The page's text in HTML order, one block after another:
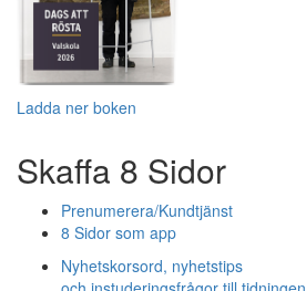
Ladda ner boken
Skaffa 8 Sidor
Prenumerera/Kundtjänst
8 Sidor som app
Nyhetskorsord, nyhetstips